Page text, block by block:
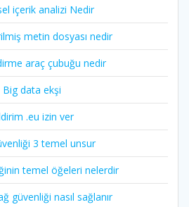
içerik analizi Nedir
metin dosyası nedir
araç çubuğu nedir
Big data ekşi
.eu izin ver
3 temel unsur
temel öğeleri nelerdir
güvenliği nasıl sağlanır